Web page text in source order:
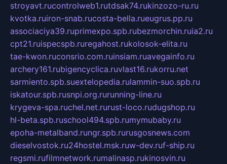
stroyavt.rucontrolweb1.rutdsak74.rukinzozo-ru.ru
kvotka.ruiron-snab.rucosta-bella.rueugrus.pp.ru
associaciya39.ruprimexpo.spb.rubezmorchin.ruia2.ru
cpt21.ruispecspb.ruregahost.rukolosok-elita.ru
tae-kwon.ruconsrio.com.ruinsiam.ruavegainfo.ru
archery161.rubigencyclica.ruvlast16.rukorru.net
sarmiento.spb.suextelopedia.rulammin-suo.spb.ru
iskatour.spb.rusnpi.org.rurunning-line.ru
krygeva-spa.ruchel.net.rurust-loco.rudugshop.ru
hl-beta.spb.ruschool494.spb.rumymubaby.ru
epoha-metalband.rungr.spb.rurusgosnews.com
dieselvostok.ru24hostel.msk.ruw-dev.ruf-ship.ru
regsmi.rufilmnetwork.rumalinasp.rukinosvin.ru